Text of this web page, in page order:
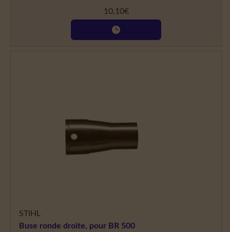
10,10€
STIHL
Buse ronde droite, pour BR 500